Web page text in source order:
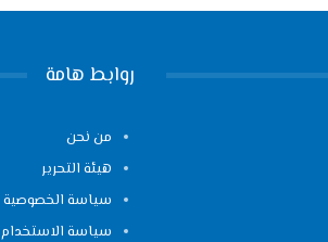
روابط هامة
من نحن
هيئة التحرير
سياسة الخصوصية
سياسة الاستخدام